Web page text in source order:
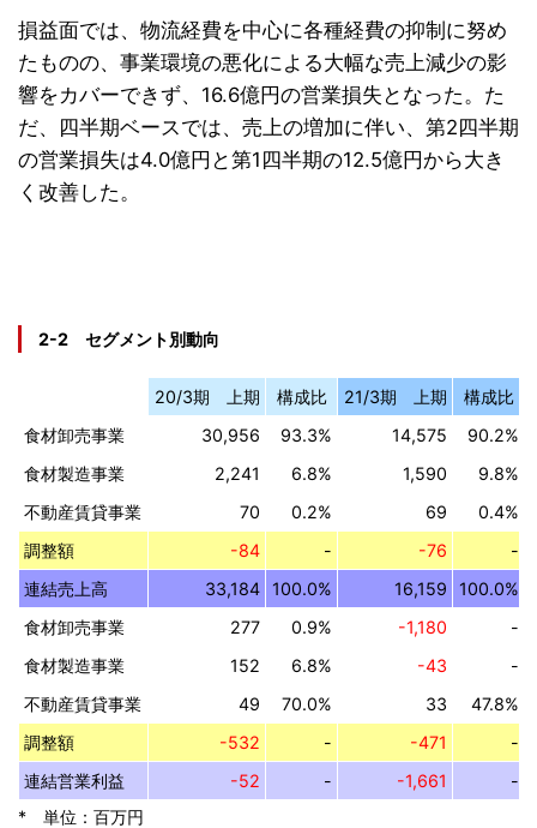
損益面では、物流経費を中心に各種経費の抑制に努め
たものの、事業環境の悪化による大幅な売上減少の影
響をカバーできず、16.6億円の営業損失となった。た
だ、四半期ベースでは、売上の増加に伴い、第2四半期
の営業損失は4.0億円と第1四半期の12.5億円から大き
く改善した。
2-2 セグメント別動向
20/3期 上期 構成比 21/3期 上期 構成比
食材卸売事業
30,956 93.3% 14,575
90.2%
食材製造事業
2,241 6.8% 1,590
9.8%
不動産賃貸事業
70 0.2% 69
0.4%
調整額
-84 - -76
-
連結売上高
33,184 100.0% 16,159
100.0%
食材卸売事業
277 0.9% -1,180
-
食材製造事業
152 6.8% -43
-
不動産賃貸事業
49 70.0% 33
47.8%
調整額
-532 - -471
-
連結営業利益
-52 - -1,661
-
* 単位：百万円